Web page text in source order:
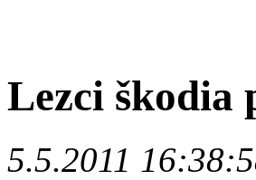
Lezci škodia
5.5.2011